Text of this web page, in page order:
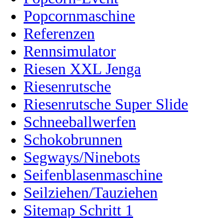
Popcornmaschine
Referenzen
Rennsimulator
Riesen XXL Jenga
Riesenrutsche
Riesenrutsche Super Slide
Schneeballwerfen
Schokobrunnen
Segways/Ninebots
Seifenblasenmaschine
Seilziehen/Tauziehen
Sitemap Schritt 1